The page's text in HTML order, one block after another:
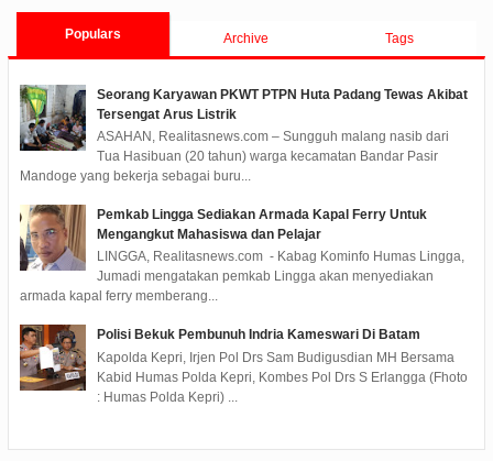
Populars Archive Tags
Seorang Karyawan PKWT PTPN Huta Padang Tewas Akibat
Tersengat Arus Listrik
ASAHAN, Realitasnews.com – Sungguh malang nasib dari
Tua Hasibuan (20 tahun) warga kecamatan Bandar Pasir
Mandoge yang bekerja sebagai buru...
Pemkab Lingga Sediakan Armada Kapal Ferry Untuk
Mengangkut Mahasiswa dan Pelajar
LINGGA, Realitasnews.com - Kabag Kominfo Humas Lingga,
Jumadi mengatakan pemkab Lingga akan menyediakan
armada kapal ferry memberang...
Polisi Bekuk Pembunuh Indria Kameswari Di Batam
Kapolda Kepri, Irjen Pol Drs Sam Budigusdian MH Bersama
Kabid Humas Polda Kepri, Kombes Pol Drs S Erlangga (Fhoto
: Humas Polda Kepri) ...